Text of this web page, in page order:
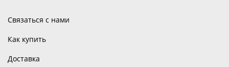
Связаться с нами
Как купить
Доставка